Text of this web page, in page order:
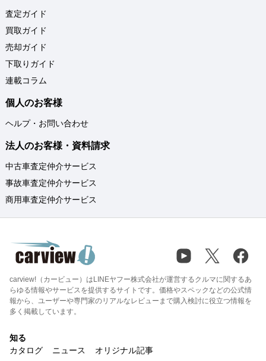
査定ガイド
買取ガイド
売却ガイド
下取りガイド
連載コラム
個人のお客様
ヘルプ・お問い合わせ
法人のお客様・資料請求
中古車査定仲介サービス
事故車査定仲介サービス
商用車査定仲介サービス
carview!（カービュー）はLINEヤフー株式会社が運営するクルマに関するあ
らゆる情報やサービスを提供するサイトです。価格やスペックなどの公式情
報から、ユーザーや専門家のリアルなレビューまで購入検討に役立つ情報を
多く掲載しています。
知る
カタログ
ニュース オリジナル記事